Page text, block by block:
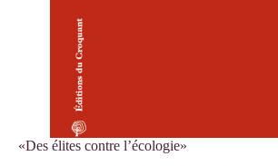
«Des élites contre l’écologie»